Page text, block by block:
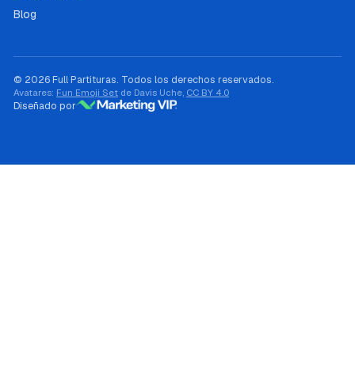
Blog
© 2026 Full Partituras. Todos los derechos reservados.
Avatares: Fun Emoji Set de Davis Uche, CC BY 4.0
Diseñado por